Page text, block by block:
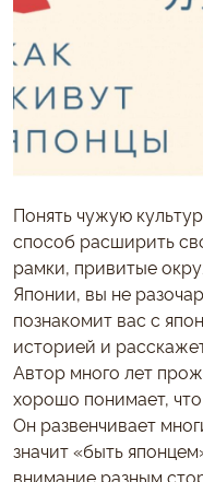
Понять чужую
способ расширить
рамки, привитые
Японии, вы не
познакомит вас с
историей и
Автор много лет
хорошо понимает, что
Он развенчивает
значит «быть
внимание разным